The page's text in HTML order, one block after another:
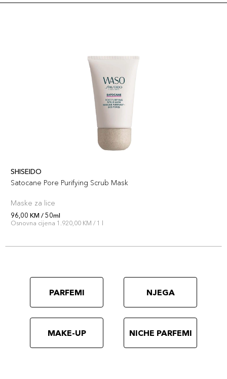
SHISEIDO
Satocane Pore Purifying Scrub Mask
Maske za lice
96,00 KM / 50ml
Osnovna cijena 1.920,00 KM / 1 l
PARFEMI NJEGA
MAKE-UP NICHE PARFEMI